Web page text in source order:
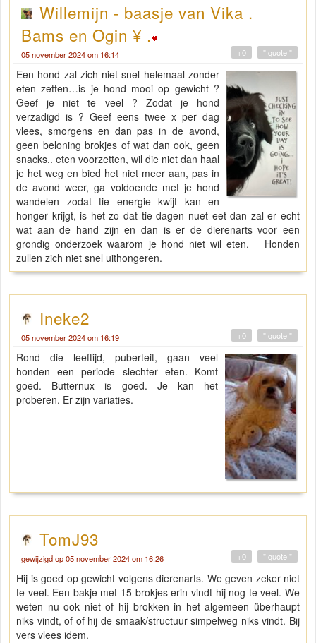
Willemijn - baasje van Vika .
Bams en Ogin ¥ .
05 november 2024 om 16:14 " quote "
+0
Een hond zal zich niet snel helemaal zonder
eten zetten…is je hond mooi op gewicht ?
Geef je niet te veel ? Zodat je hond
verzadigd is ? Geef eens twee x per dag
vlees, smorgens en dan pas in de avond,
geen beloning brokjes of wat dan ook, geen
snacks.. eten voorzetten, wil die niet dan haal
je het weg en bied het niet meer aan, pas in
de avond weer, ga voldoende met je hond
wandelen zodat tie energie kwijt kan en
honger krijgt, is het zo dat tie dagen nuet eet dan zal er echt
wat aan de hand zijn en dan is er de dierenarts voor een
grondig onderzoek waarom je hond niet wil eten. Honden
zullen zich niet snel uithongeren.
Ineke2
05 november 2024 om 16:19 " quote "
+0
Rond die leeftijd, puberteit, gaan veel
honden een periode slechter eten. Komt
goed. Butternux is goed. Je kan het
proberen. Er zijn variaties.
TomJ93
gewijzigd op 05 november 2024 om 16:26 " quote "
+0
Hij is goed op gewicht volgens dierenarts. We geven zeker niet
te veel. Een bakje met 15 brokjes erin vindt hij nog te veel. We
weten nu ook niet of hij brokken in het algemeen überhaupt
niks vindt, of of hij de smaak/structuur simpelweg niks vindt. Bij
vers vlees idem.